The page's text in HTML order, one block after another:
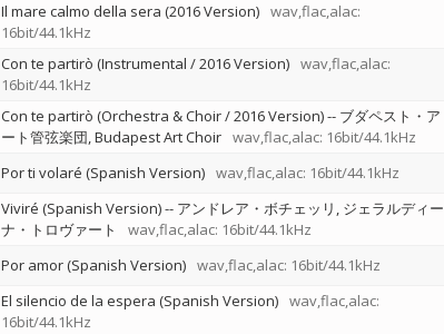
Il mare calmo della sera (2016 Version) wav,flac,alac:
16bit/44.1kHz
Con te partirò (Instrumental / 2016 Version) wav,flac,alac:
16bit/44.1kHz
Con te partirò (Orchestra & Choir / 2016 Version)-- ブダペスト・ア
ート管弦楽団 Budapest Art Choir wav,flac,alac: 16bit/44.1kHz
Por ti volaré (Spanish Version) wav,flac,alac: 16bit/44.1kHz
Viviré (Spanish Version)-- アンドレア・ボチェッリ ジェラルディー
ナ・トロヴァート
wav,flac,alac: 16bit/44.1kHz
Por amor (Spanish Version) wav,flac,alac: 16bit/44.1kHz
El silencio de la espera (Spanish Version) wav,flac,alac:
16bit/44.1kHz